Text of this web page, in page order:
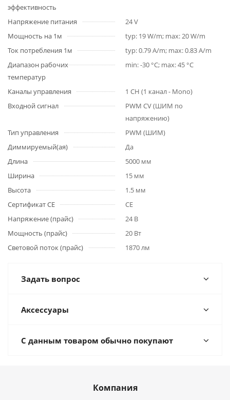
эффективность
Напряжение питания
24 V
Мощность на 1м
typ: 19 W/m; max: 20 W/m
Ток потребления 1м
typ: 0.79 A/m; max: 0.83 A/m
Диапазон рабочих
температур
min: -30 °C; max: 45 °C
Каналы управления
1 CH (1 канал - Mono)
Входной сигнал
PWM СV (ШИМ по
напряжению)
Тип управления
PWM (ШИМ)
Диммируемый(ая)
Да
Длина
5000 мм
Ширина
15 мм
Высота
1.5 мм
Сертификат CE
CE
Напряжение (прайс)
24 В
Мощность (прайс)
20 Вт
Световой поток (прайс)
1870 лм
Задать вопрос
Аксессуары
С данным товаром обычно покупают
Компания